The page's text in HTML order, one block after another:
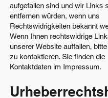
aufgefallen sind und wir Links
entfernen würden, wenn uns
Rechtswidrigkeiten bekannt
Wenn Ihnen rechtswidrige
unserer Website auffallen,
zu kontaktieren. Sie finden die
Kontaktdaten im Impressum.